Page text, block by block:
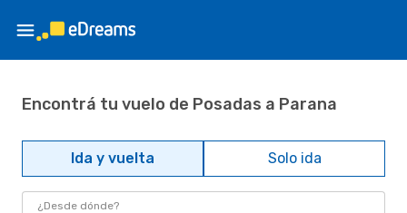
Encontrá tu vuelo de Posadas a Parana
Ida y vuelta Solo ida
¿Desde dónde?